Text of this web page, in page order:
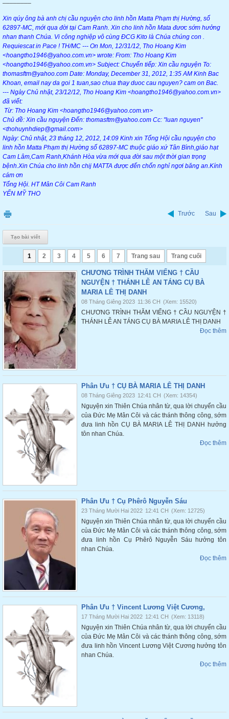
Xin qúy ông bà anh chị cầu nguyện cho linh hồn Matta Phạm thị Hường, số
62897-MC, mới qua đời tại Cam Ranh. Xin cho linh hồn Mata đươc sớm hưởng
nhan thanh Chúa. Vi công nghiệp vô cùng ĐCG Kito là Chúa chúng con .
Requiescat in Pace ! TH/MC --- On Mon, 12/31/12, Tho Hoang Kim
<hoangtho1946@yahoo.com.vn> wrote: From: Tho Hoang Kim
<hoangtho1946@yahoo.com.vn> Subject: Chuyển tiếp: Xin cầu nguyện To:
thomasftm@yahoo.com Date: Monday, December 31, 2012, 1:35 AM Kinh Bac
Khoan, email nay da goi 1 tuan,sao chua thay duoc cau nguyen? cam on Bac.
--- Ngày Chủ nhật, 23/12/12, Tho Hoang Kim <hoangtho1946@yahoo.com.vn>
đã viết:
Từ: Tho Hoang Kim <hoangtho1946@yahoo.com.vn>
Chủ đề: Xin cầu nguyện Đến: thomasftm@yahoo.com Cc: "luan nguyen"
<thohuynhdiep@gmail.com>
Ngày: Chủ nhật, 23 tháng 12, 2012, 14:09 Kinh xin Tổng Hội cầu nguyện cho
linh hồn Matta Phạm thị Hường số 62897-MC thuộc giáo xứ Tân Bình,giáo hạt
Cam Lâm,Cam Ranh,Khánh Hòa vừa mới qua đời sau một thời gian trọng
bệnh.Xin Chúa cho linh hồn chij MATTA được đến chốn nghỉ ngơi băng an.Kính
cám ơn
Tổng Hội. HT Mân Côi Cam Ranh
YẾN MỸ THO
Trước Sau
Tạo bài viết
1 2 3 4 5 6 7 Trang sau Trang cuối
CHƯƠNG TRÌNH THĂM VIẾNG † CẦU
NGUYỆN † THÁNH LỄ AN TÁNG CỤ BÀ
MARIA LÊ THỊ DANH
08 Tháng Giêng 2023 11:36 CH (Xem: 15520)
CHƯƠNG TRÌNH THĂM VIẾNG † CẦU NGUYỆN †
THÁNH LỄ AN TÁNG CỤ BÀ MARIA LÊ THỊ DANH
Đọc thêm
Phân Ưu † CỤ BÀ MARIA LÊ THỊ DANH
08 Tháng Giêng 2023 12:41 CH (Xem: 14354)
Nguyện xin Thiên Chúa nhân từ, qua lời chuyển cầu
của Đức Mẹ Mân Côi và các thánh thông công, sớm
đưa linh hồn CỤ BÀ MARIA LÊ THỊ DANH hưởng
tôn nhan Chúa.
Đọc thêm
Phân Ưu † Cụ Phêrô Nguyễn Sáu
23 Tháng Mười Hai 2022 12:41 CH (Xem: 12725)
Nguyện xin Thiên Chúa nhân từ, qua lời chuyển cầu
của Đức Mẹ Mân Côi và các thánh thông công, sớm
đưa linh hồn Cụ Phêrô Nguyễn Sáu hưởng tôn
nhan Chúa.
Đọc thêm
Phân Ưu † Vincent Lương Việt Cương,
17 Tháng Mười Hai 2022 12:41 CH (Xem: 13118)
Nguyện xin Thiên Chúa nhân từ, qua lời chuyển cầu
của Đức Mẹ Mân Côi và các thánh thông công, sớm
đưa linh hồn Vincent Lương Việt Cương hưởng tôn
nhan Chúa.
Đọc thêm